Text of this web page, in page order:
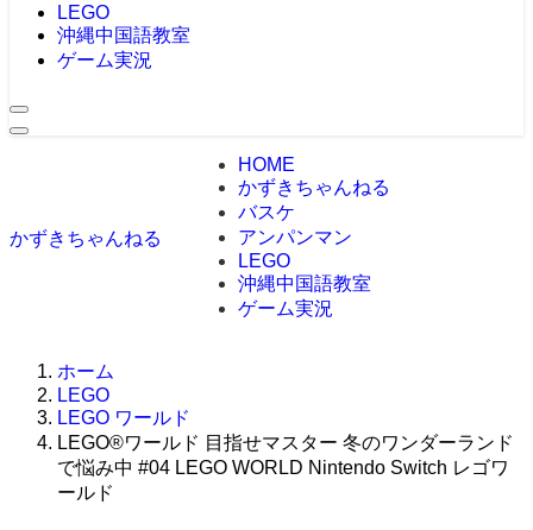
LEGO
沖縄中国語教室
ゲーム実況
かずきちゃんねる
HOME
かずきちゃんねる
バスケ
アンパンマン
LEGO
沖縄中国語教室
ゲーム実況
ホーム
LEGO
LEGO ワールド
LEGO®ワールド 目指せマスター 冬のワンダーランド
で悩み中 #04 LEGO WORLD Nintendo Switch レゴワ
ールド